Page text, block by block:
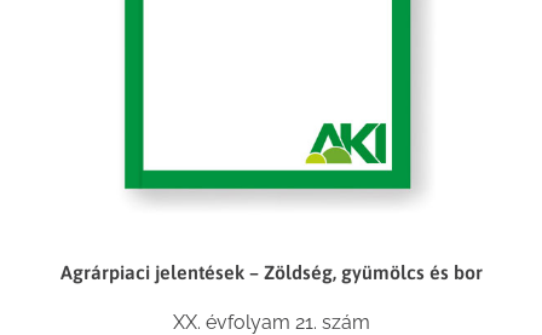
Agrárpiaci jelentések – Zöldség, gyümölcs és bor
XX. évfolyam 21. szám